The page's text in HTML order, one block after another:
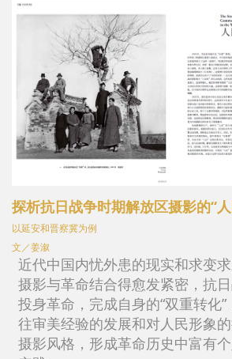
探析抗日战争时期解放区摄影的“
以延安和晋察冀为例
文／姜溆
近代中国内忧外患的现实和求变
摄影与革命结合得愈发紧密，抗
投身革命，完成自身的“双重转化
往审美经验的发展和对人民形象
摄影风格，形成革命历史中富有